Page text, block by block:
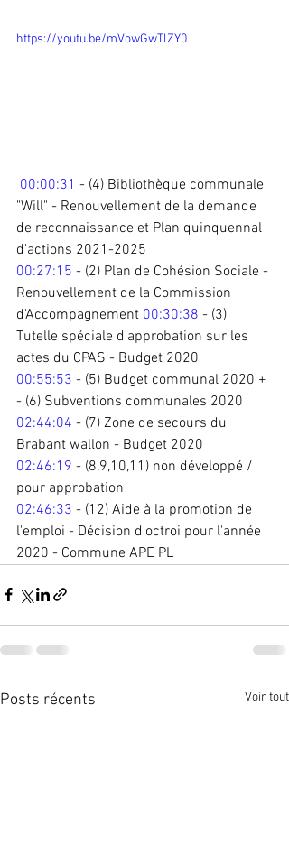
https://youtu.be/mVowGwTlZY0
00:00:31 - (4) Bibliothèque communale
"Will" - Renouvellement de la demande
de reconnaissance et Plan quinquennal
d'actions 2021-2025
00:27:15 - (2) Plan de Cohésion Sociale -
Renouvellement de la Commission
d'Accompagnement 00:30:38 - (3)
Tutelle spéciale d'approbation sur les
actes du CPAS - Budget 2020
00:55:53 - (5) Budget communal 2020 +
- (6) Subventions communales 2020
02:44:04 - (7) Zone de secours du
Brabant wallon - Budget 2020
02:46:19 - (8,9,10,11) non développé /
pour approbation
02:46:33 - (12) Aide à la promotion de
l'emploi - Décision d'octroi pour l'année
2020 - Commune APE PL
Posts récents Voir tout